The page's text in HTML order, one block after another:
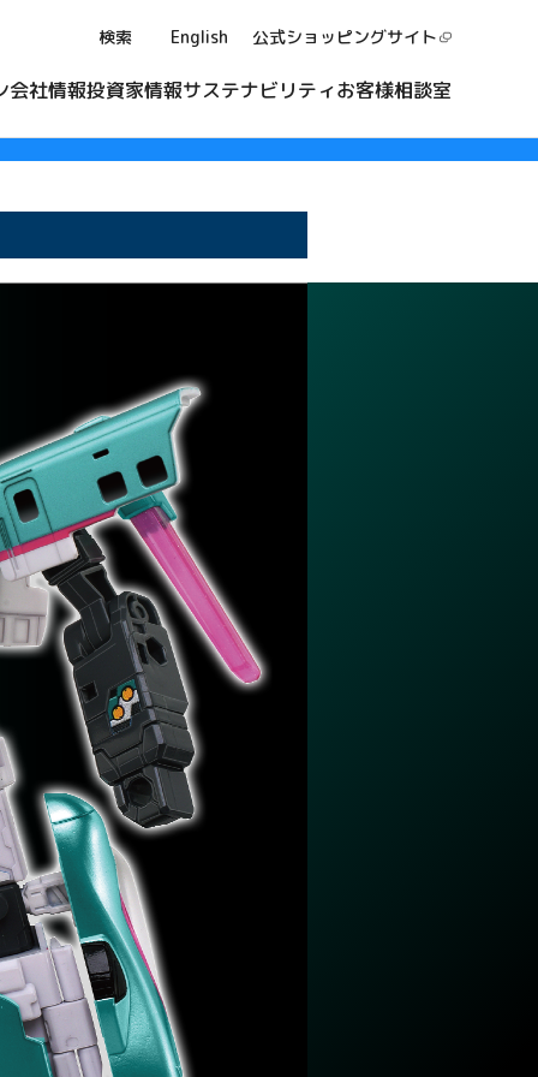
検索 English 公式ショッピングサイト
会社情報投資家情報サステナビリティお客様相談室